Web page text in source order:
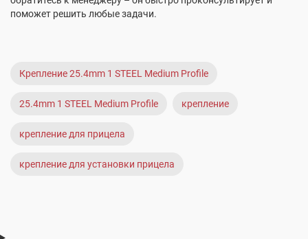
поможет решить любые задачи.
Крепление 25.4mm 1 STEEL Medium Profile
25.4mm 1 STEEL Medium Profile крепление
крепление для прицела
крепление для установки прицела